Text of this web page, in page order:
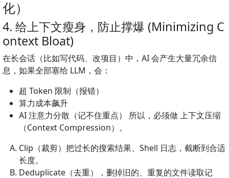
化）
4. 给上下文瘦身，防止撑爆 (Minimizing C
ontext Bloat)
在长会话（比如写代码、改项目）中，AI 会产生大量冗余信
息，如果全部塞给 LLM，会：
超 Token 限制（报错）
算力成本飙升
AI 注意力分散（记不住重点） 所以，必须做 上下文压缩
（Context Compression）。
Clip（裁剪）把过长的搜索结果、Shell 日志，截断到合适
长度。
Deduplicate（去重），删掉旧的、重复的文件读取记